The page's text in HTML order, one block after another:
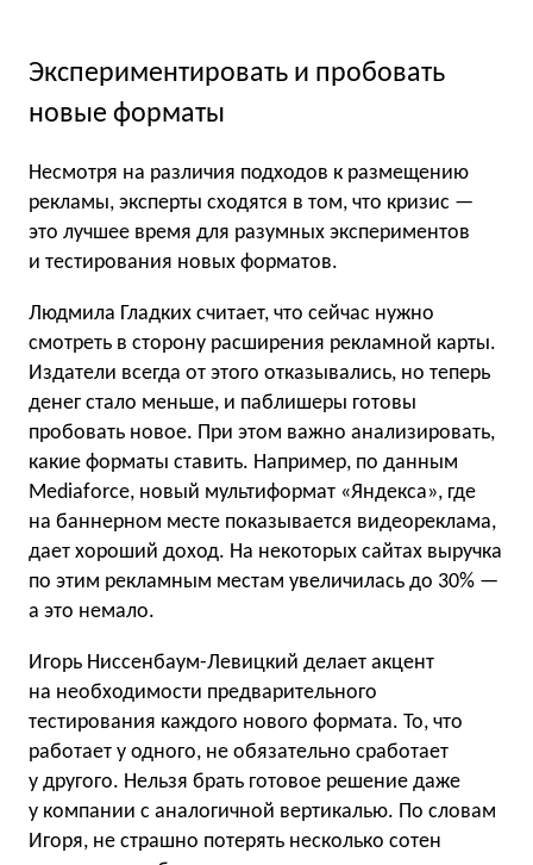
Экспериментировать и пробовать
новые форматы
Несмотря на различия подходов к размещению
рекламы, эксперты сходятся в том, что кризис —
это лучшее время для разумных экспериментов
и тестирования новых форматов.
Людмила Гладких считает, что сейчас нужно
смотреть в сторону расширения рекламной карты.
Издатели всегда от этого отказывались, но теперь
денег стало меньше, и паблишеры готовы
пробовать новое. При этом важно анализировать,
какие форматы ставить. Например, по данным
Mediaforce, новый мультиформат «Яндекса», где
на баннерном месте показывается видеореклама,
дает хороший доход. На некоторых сайтах выручка
по этим рекламным местам увеличилась до 30% —
а это немало.
Игорь Ниссенбаум-Левицкий делает акцент
на необходимости предварительного
тестирования каждого нового формата. То, что
работает у одного, не обязательно сработает
у другого. Нельзя брать готовое решение даже
у компании с аналогичной вертикалью. По словам
Игоря, не страшно потерять несколько сотен